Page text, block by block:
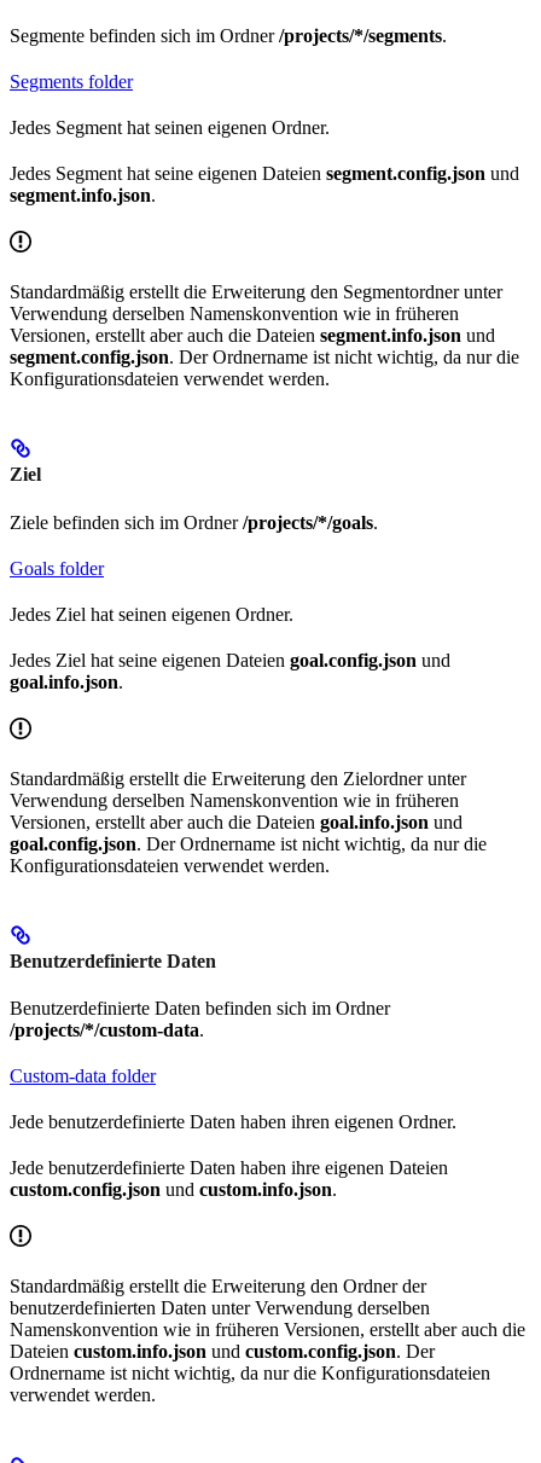
Segmente befinden sich im Ordner/projects/*/segments.
Segments folder
Jedes Segment hat seinen eigenen Ordner.
Jedes Segment hat seine eigenen Dateien segment.config.json und
segment.info.json.
Standardmäßig erstellt die Erweiterung den Segmentordner unter
Verwendung derselben Namenskonvention wie in früheren
Versionen, erstellt aber auch die Dateien segment.info.json und
segment.config.json. Der Ordnername ist nicht wichtig, da nur die
Konfigurationsdateien verwendet werden.
Ziel
Ziele befinden sich im Ordner/projects/*/goals.
Goals folder
Jedes Ziel hat seinen eigenen Ordner.
Jedes Ziel hat seine eigenen Dateien goal.config.json und
goal.info.json.
Standardmäßig erstellt die Erweiterung den Zielordner unter
Verwendung derselben Namenskonvention wie in früheren
Versionen, erstellt aber auch die Dateien goal.info.json und
goal.config.json. Der Ordnername ist nicht wichtig, da nur die
Konfigurationsdateien verwendet werden.
Benutzerdefinierte Daten
Benutzerdefinierte Daten befinden sich im Ordner
/projects/*/custom-data.
Custom-data folder
Jede benutzerdefinierte Daten haben ihren eigenen Ordner.
Jede benutzerdefinierte Daten haben ihre eigenen Dateien
custom.config.json und custom.info.json.
Standardmäßig erstellt die Erweiterung den Ordner der
benutzerdefinierten Daten unter Verwendung derselben
Namenskonvention wie in früheren Versionen, erstellt aber auch die
Dateien custom.info.json und custom.config.json. Der
Ordnername ist nicht wichtig, da nur die Konfigurationsdateien
verwendet werden.